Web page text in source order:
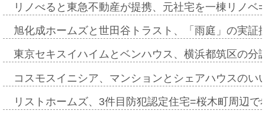
リノべると東急不動産が提携、元社宅を一棟リノ
旭化成ホームズと世田谷トラスト、「雨庭」の実
東京セキスイハイムとベンハウス、横浜都筑区の
コスモスイニシア、マンションとシェアハウスの
リストホームズ、3件目防犯認定住宅=桜木町周辺